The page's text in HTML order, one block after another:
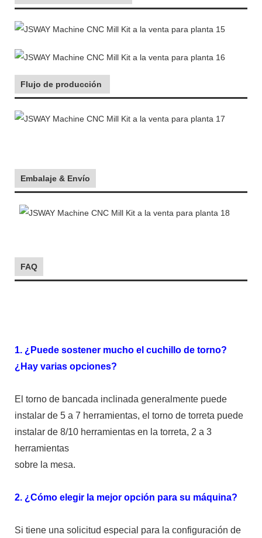
Flujo de producción
Embalaje & Envío
FAQ
1. ¿Puede sostener mucho el cuchillo de torno?
¿Hay varias opciones?
El torno de bancada inclinada generalmente puede
instalar de 5 a 7 herramientas, el torno de torreta puede
instalar de 8/10 herramientas en la torreta, 2 a 3
herramientas
sobre la mesa.
2. ¿Cómo elegir la mejor opción para su máquina?
Si tiene una solicitud especial para la configuración de